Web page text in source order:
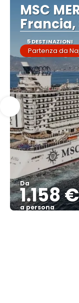
MSC
5 DESTINAZIONI
Partenza da
Da
1.158 €
a persona